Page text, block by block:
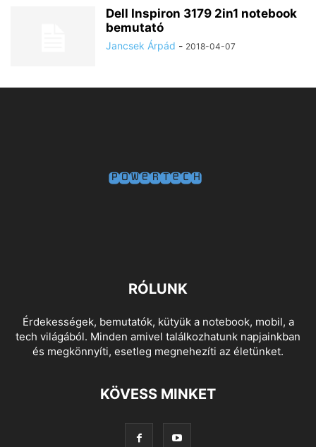
Dell Inspiron 3179 2in1 notebook
bemutató
Jancsek Árpád - 2018-04-07
RÓLUNK
Érdekességek, bemutatók, kütyük a notebook, mobil, a
tech világából. Minden amivel találkozhatunk napjainkban
és megkönnyíti, esetleg megnehezíti az életünket.
KÖVESS MINKET